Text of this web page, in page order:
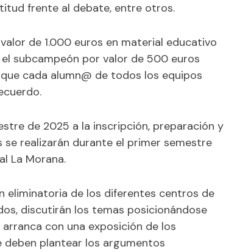
frente al debate, entre otros.
de 1.000 euros en material educativo
subcampeón por valor de 500 euros
cada alumn@ de todos los equipos
de 2025 a la inscripción, preparación y
realizarán durante el primer semestre
La Morana.
eliminatoria de los diferentes centros de
discutirán los temas posicionándose
con una exposición de los
plantear los argumentos